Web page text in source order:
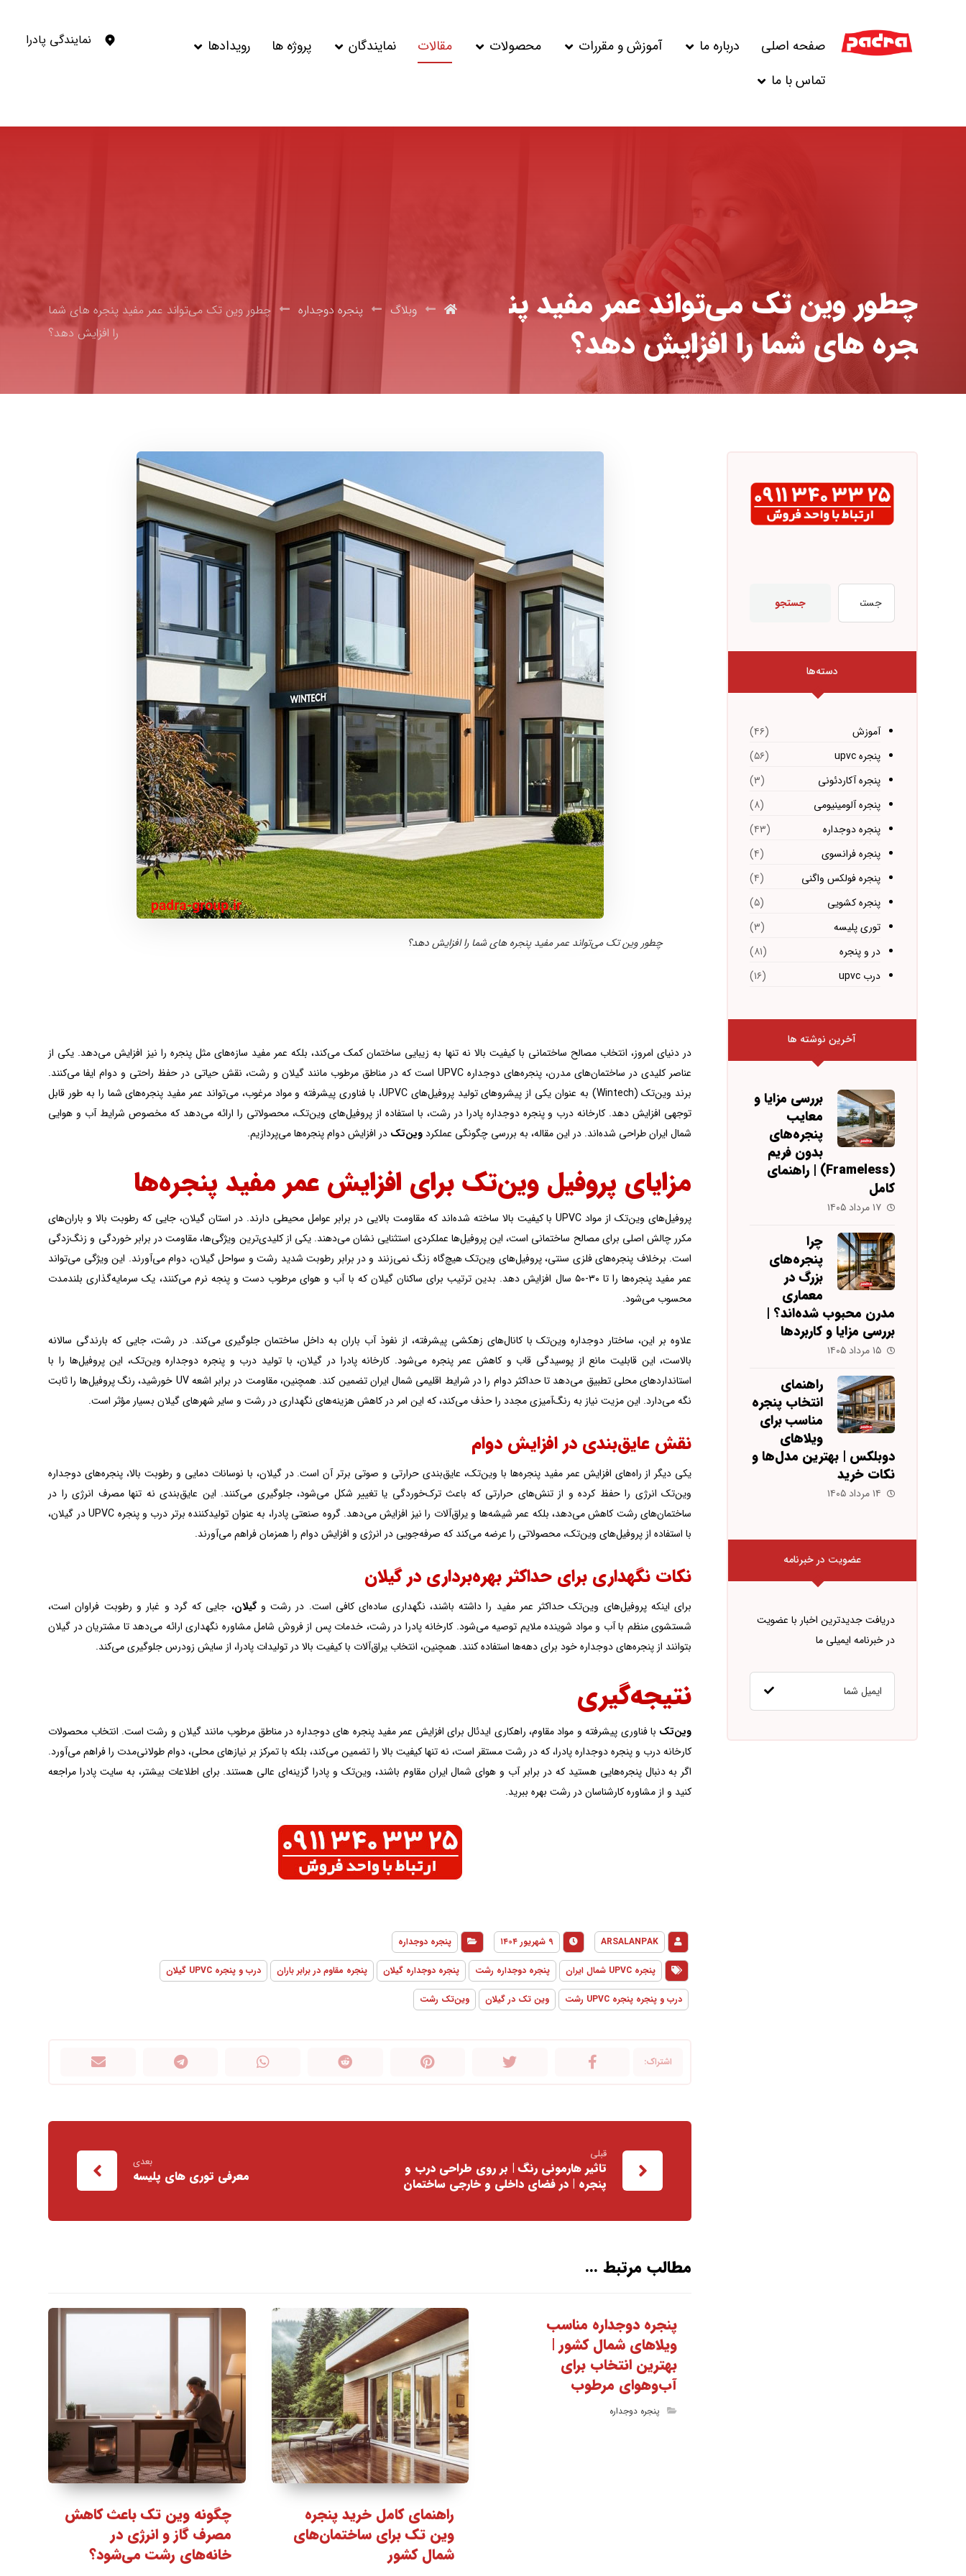
صفحه اصلی درباره ما آموزش و مقررات محصولات مقالات نمایندگان پروژه ها
رویدادها
تماس با ما
نمایندگی پادرا
چطور وین‌ تک می‌تواند عمر مفید پن
جره های شما را افزایش دهد؟
وبلاگ پنجره دوجداره
چطور وین‌ تک می‌تواند عمر مفید پنجره های شما
را افزایش دهد؟
چطور وین‌ تک می‌تواند عمر مفید پنجره های شما را افزایش دهد؟
در دنیای امروز، انتخاب مصالح ساختمانی با کیفیت بالا نه تنها به زیبایی ساختمان کمک می‌کند، بلکه عمر مفید سازه‌های مثل پنجره را نیز افزایش می‌دهد. یکی از
عناصر کلیدی در ساختمان‌های مدرن، پنجره‌های دوجداره UPVC است که در مناطق مرطوب مانند گیلان و رشت، نقش حیاتی در حفظ راحتی و دوام ایفا می‌کنند.
برند وین‌تک (Wintech) به عنوان یکی از پیشروهای تولید پروفیل‌های UPVC، با فناوری پیشرفته و مواد مرغوب، می‌تواند عمر مفید پنجره‌های شما را به طور قابل
توجهی افزایش دهد. کارخانه درب و پنجره دوجداره پادرا در رشت، با استفاده از پروفیل‌های وین‌تک، محصولاتی را ارائه می‌دهد که مخصوص شرایط آب و هوایی
شمال ایران طراحی شده‌اند. در این مقاله، به بررسی چگونگی عملکردوین‌تک در افزایش دوام پنجره‌ها می‌پردازیم.
مزایای پروفیل وین‌تک برای افزایش عمر مفید پنجره‌ها
پروفیل‌های وین‌تک از مواد UPVC با کیفیت بالا ساخته شده‌اند که مقاومت بالایی در برابر عوامل محیطی دارند. در استان گیلان، جایی که رطوبت بالا و باران‌های
مکرر چالش اصلی برای مصالح ساختمانی است، این پروفیل‌ها عملکردی استثنایی نشان می‌دهند. یکی از کلیدی‌ترین ویژگی‌ها، مقاومت در برابر خوردگی و زنگ‌زدگی
است. برخلاف پنجره‌های فلزی سنتی، پروفیل‌های وین‌تک هیچ‌گاه زنگ نمی‌زنند و در برابر رطوبت شدید رشت و سواحل گیلان، دوام می‌آورند. این ویژگی می‌تواند
عمر مفید پنجره‌ها را تا ۳۰-۵۰ سال افزایش دهد. بدین ترتیب برای ساکنان گیلان که با آب و هوای مرطوب دست و پنجه نرم می‌کنند، یک سرمایه‌گذاری بلندمدت
محسوب می‌شود.
علاوه بر این، ساختار دوجداره وین‌تک با کانال‌های زهکشی پیشرفته، از نفوذ آب باران به داخل ساختمان جلوگیری می‌کند. در رشت، جایی که بارندگی سالانه
بالاست، این قابلیت مانع از پوسیدگی قاب و کاهش عمر پنجره می‌شود. کارخانه پادرا در گیلان، با تولید درب و پنجره دوجداره وین‌تک، این پروفیل‌ها را با
استانداردهای محلی تطبیق می‌دهد تا حداکثر دوام را در شرایط اقلیمی شمال ایران تضمین کند. همچنین، مقاومت در برابر اشعه UV خورشید، رنگ پروفیل‌ها را ثابت
نگه می‌دارد. این مزیت نیاز به رنگ‌آمیزی مجدد را حذف می‌کند، که این امر در کاهش هزینه‌های نگهداری در رشت و سایر شهرهای گیلان بسیار مؤثر است.
نقش عایق‌بندی در افزایش دوام
یکی دیگر از راه‌های افزایش عمر مفید پنجره‌ها با وین‌تک، عایق‌بندی حرارتی و صوتی برتر آن است. در گیلان، با نوسانات دمایی و رطوبت بالا، پنجره‌های دوجداره
وین‌تک انرژی را حفظ کرده و از تنش‌های حرارتی که باعث ترک‌خوردگی یا تغییر شکل می‌شود، جلوگیری می‌کنند. این عایق‌بندی نه تنها مصرف انرژی را در
ساختمان‌های رشت کاهش می‌دهد، بلکه عمر شیشه‌ها و یراق‌آلات را نیز افزایش می‌دهد. گروه صنعتی پادرا، به عنوان تولیدکننده برتر درب و پنجره UPVC در گیلان،
با استفاده از پروفیل‌های وین‌تک، محصولاتی را عرضه می‌کند که صرفه‌جویی در انرژی و افزایش دوام را همزمان فراهم می‌آورند.
نکات نگهداری برای حداکثر بهره‌برداری در گیلان
برای اینکه پروفیل‌های وین‌تک حداکثر عمر مفید را داشته باشند، نگهداری ساده‌ای کافی است. در رشت وگیلان، جایی که گرد و غبار و رطوبت فراوان است،
شستشوی منظم با آب و مواد شوینده ملایم توصیه می‌شود. کارخانه پادرا در رشت، خدمات پس از فروش شامل مشاوره نگهداری ارائه می‌دهد تا مشتریان در گیلان
بتوانند از پنجره‌های دوجداره خود برای دهه‌ها استفاده کنند. همچنین، انتخاب یراق‌آلات با کیفیت بالا در تولیدات پادرا، از سایش زودرس جلوگیری می‌کند.
نتیجه‌گیری
وین‌تک با فناوری پیشرفته و مواد مقاوم، راهکاری ایدئال برای افزایش عمر مفید پنجره های دوجداره در مناطق مرطوب مانند گیلان و رشت است. انتخاب محصولات
کارخانه درب و پنجره دوجداره پادرا، که در رشت مستقر است، نه تنها کیفیت بالا را تضمین می‌کند، بلکه با تمرکز بر نیازهای محلی، دوام طولانی‌مدت را فراهم می‌آورد.
اگر به دنبال پنجره‌هایی هستید که در برابر آب و هوای شمال ایران مقاوم باشند، وین‌تک و پادرا گزینه‌ای عالی هستند. برای اطلاعات بیشتر، به سایت پادرا مراجعه
کنید و از مشاوره کارشناسان در رشت بهره ببرید.
ARSALANPAK ۹ شهریور ۱۴۰۴ پنجره دوجداره
پنجره UPVC شمال ایران پنجره دوجداره رشت پنجره دوجداره گیلان پنجره مقاوم در برابر باران درب و پنجره UPVC گیلان
درب و پنجره پنجره UPVC رشت وین تک در گیلان وین‌تک رشت
قبلی
تاثیر هارمونی رنگ | بر روی طراحی درب و
پنجره | در فضای داخلی و خارجی ساختمان
بعدی
معرفی توری های پلیسه
مطالب مرتبط ...
پنجره دوجداره مناسب
ویلاهای شمال کشور |
بهترین انتخاب برای
آب‌وهوای مرطوب
پنجره دوجداره
راهنمای کامل خرید پنجره
وین تک برای ساختمان‌های
شمال کشور
چگونه وین تک باعث کاهش
مصرف گاز و انرژی در
خانه‌های رشت می‌شود؟
جستجو
دسته‌ها
آموزش (۴۶)
پنجره upvc
(۵۶)
پنجره آکاردئونی
(۳)
پنجره آلومینیومی
(۸)
پنجره دوجداره
(۴۳)
پنجره فرانسوی
(۴)
پنجره فولکس واگنی
(۴)
پنجره کشویی
(۵)
توری پلیسه
(۳)
در و پنجره
(۸۱)
درب upvc
(۱۶)
آخرین نوشته ها
بررسی مزایا و
معایب
پنجره‌های
بدون فریم
(Frameless) | راهنمای
کامل
۱۷ مرداد ۱۴۰۵
چرا
پنجره‌های
بزرگ در
معماری
مدرن محبوب شده‌اند؟ |
بررسی مزایا و کاربردها
۱۵ مرداد ۱۴۰۵
راهنمای
انتخاب پنجره
مناسب برای
ویلاهای
دوبلکس | بهترین مدل‌ها و
نکات خرید
۱۴ مرداد ۱۴۰۵
عضویت در خبرنامه
دریافت جدیدترین اخبار با عضویت
در خبرنامه ایمیلی ما